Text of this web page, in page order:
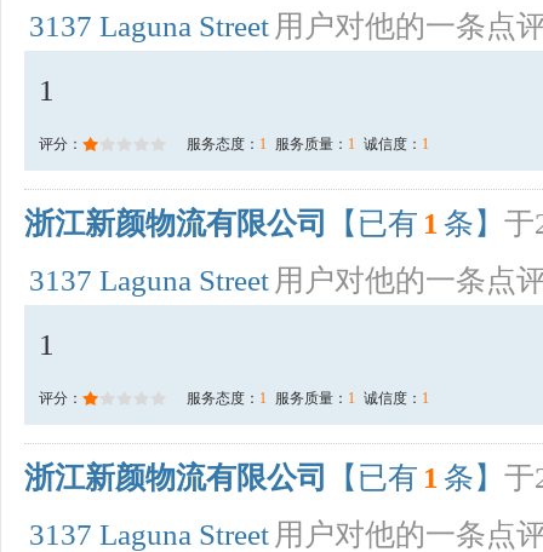
3137 Laguna Street 用户对他的一条点
1
评分： 服务态度： 1 服务质量： 1 诚信度： 1
浙江新颜物流有限公司 【已有 1 条】 于
3137 Laguna Street 用户对他的一条点
1
评分： 服务态度： 1 服务质量： 1 诚信度： 1
浙江新颜物流有限公司 【已有 1 条】 于
3137 Laguna Street 用户对他的一条点